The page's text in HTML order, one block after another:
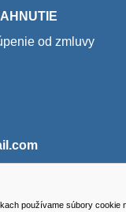
používame súbory cookie
od zmluvy